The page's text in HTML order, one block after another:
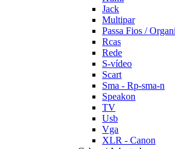
Jack
Multipar
Passa Fios /
Rcas
Rede
S-vídeo
Scart
Sma - Rp-sma-n
Speakon
TV
Usb
Vga
XLR - Canon